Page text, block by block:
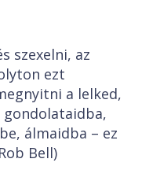
szexelni, az
ezt
a lelked,
gondolataidba,
álmaidba – ez
Bell)